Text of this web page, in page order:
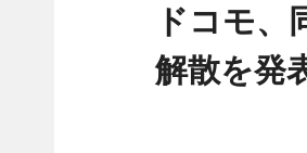
ドコモ、
解散を発